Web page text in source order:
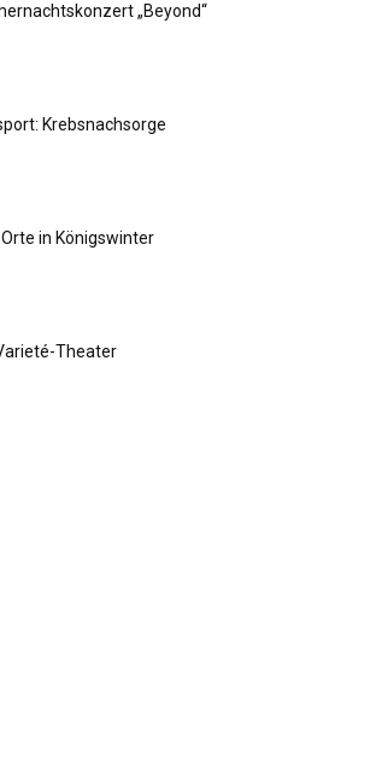
„Beyond“
Krebsnachsorge
Orte in Königswinter
Theater